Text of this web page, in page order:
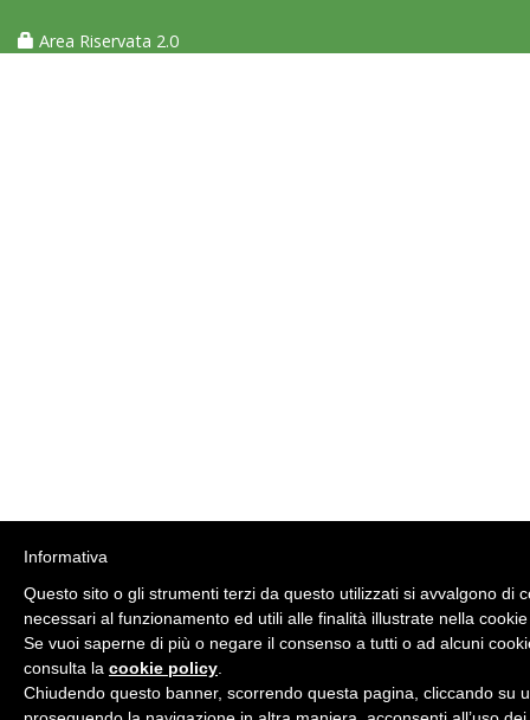
Area Riservata 2.0
Informativa
Questo sito o gli strumenti terzi da questo utilizzati si avvalgono di
necessari al funzionamento ed utili alle finalità illustrate nella
Se vuoi saperne di più o negare il consenso a tutti o ad alcuni
consulta la cookie policy
Chiudendo questo banner, scorrendo questa pagina, cliccando su